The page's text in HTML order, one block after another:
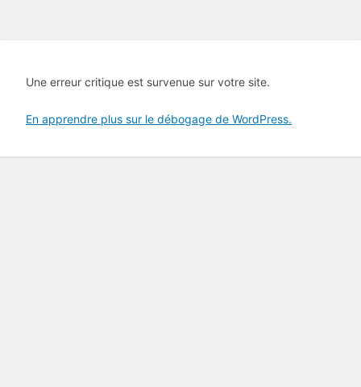
Une erreur critique est survenue sur votre site.
En apprendre plus sur le débogage de WordPress.